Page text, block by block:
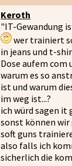
Keroth
"IT-Gewandung
wer trainiert
in jeans und t-
Dose aufem com
warum es so
ist und warum
im weg ist...?
ich würd sagen
sonst können
soft guns
also falls ich
sicherlich die